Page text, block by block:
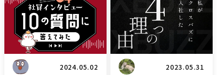
2024.05.02 2023.05.31